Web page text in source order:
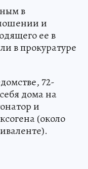
в
и
ее в
в прокуратуре
72-
дома на
и
(около